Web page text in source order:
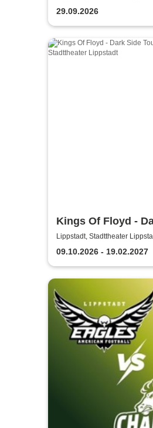
Lesung
29.09.2026
Kings Of Floyd -
Tour
Lippstadt, Stadttheater
09.10.2026 - 19.02.2027